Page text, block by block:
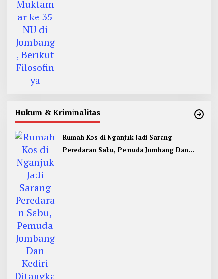
Hukum & Kriminalitas
Rumah Kos di Nganjuk Jadi Sarang
Peredaran Sabu, Pemuda Jombang Dan